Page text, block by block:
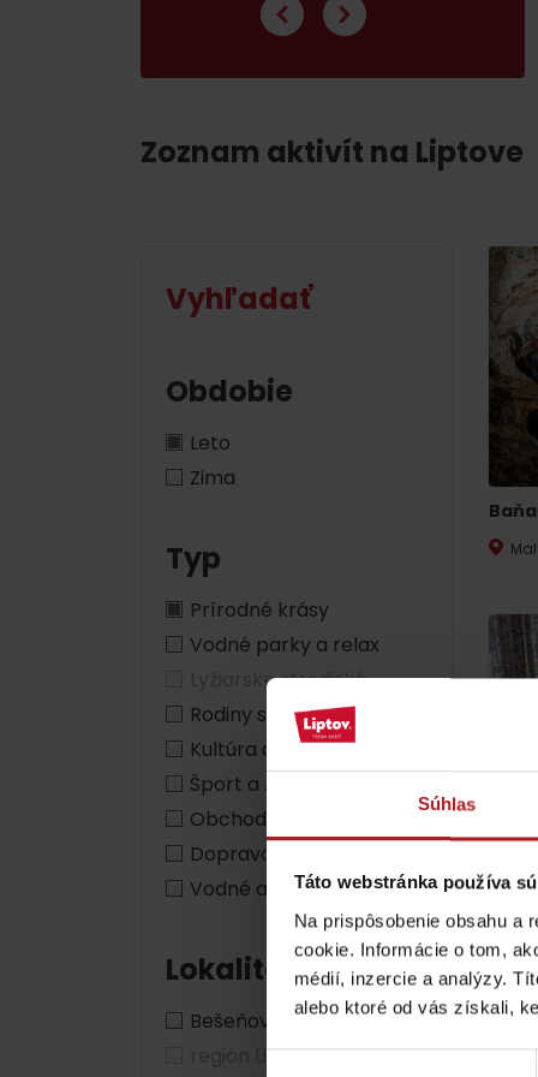
Súhlas
Táto webstránka používa
Na prispôsobenie obsahu a
cookie. Informácie o tom,
médií, inzercie a analýzy.
alebo ktoré od vás získali,
Liptov Region Card!
VŠETKY ČLÁNKY
Počasie a kamery
KAMERY
Múzeum liptovskej
dediny v Pribyline
podľa veku detí
ZOZNAM ATRAKCII PRE DETI
O značke Produkt Liptova
ZOZNAM PRODUKTOV LIPTOVA
Zoznam aktivít na Liptove
Vyhľadať
Obdobie
Leto
Zima
Typ
Prírodné krásy
Vodné parky a relax
Lyžiarske strediská
Rodiny s deťmi
Kultúra a história
Šport a zážitky
Obchody a služby
Doprava
Vodné aktivity
Lokalita
Bešeňová
región Liptov
Baňa